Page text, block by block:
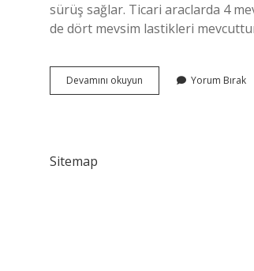
sürüş sağlar. Ticari araclarda 4
de dört mevsim lastikleri
Devamını okuyun
Mevsim
Yorum Bırak
Sitemap